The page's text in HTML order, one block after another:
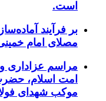
است.
بر فرآیند
مصلای امام
مراسم عزاداری
امت اسلام،
موکب شهدای